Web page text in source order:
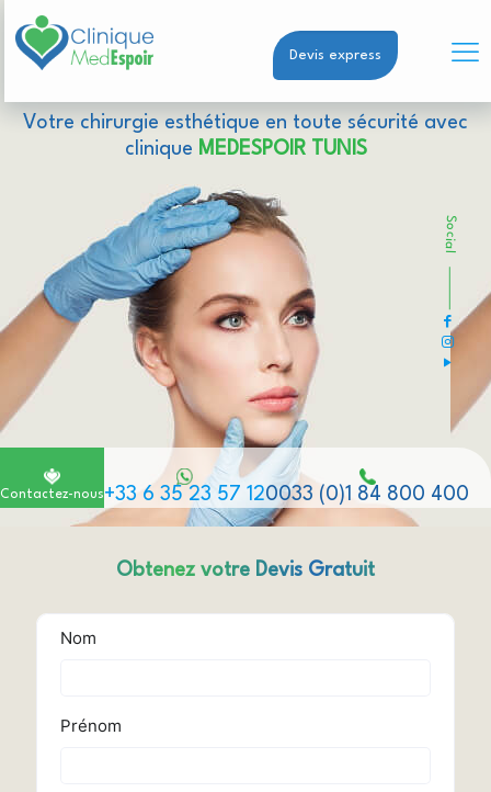
Devis express
Votre chirurgie esthétique en toute sécurité avec
clinique MEDESPOIR TUNIS
Contactez-nous+33 6 35 23 57 120033 (0)1 84 800 400
Social
Obtenez votre Devis Gratuit